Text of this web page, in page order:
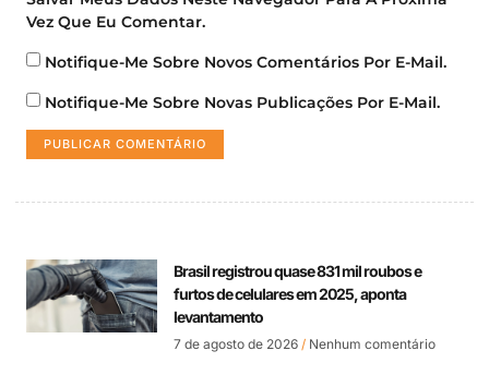
Vez Que Eu Comentar.
Notifique-Me Sobre Novos Comentários Por E-Mail.
Notifique-Me Sobre Novas Publicações Por E-Mail.
Brasil registrou quase 831 mil roubos e
furtos de celulares em 2025, aponta
levantamento
7 de agosto de 2026 Nenhum comentário